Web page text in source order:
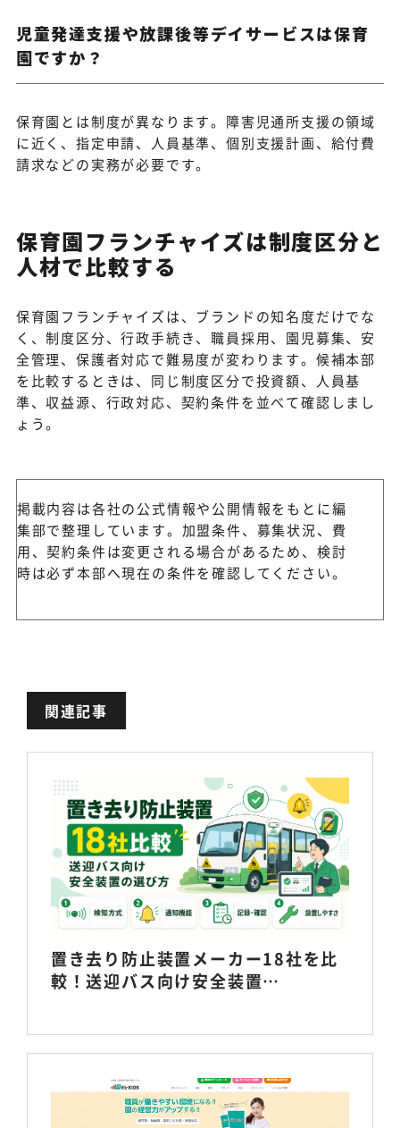
児童発達支援や放課後等デイサービスは保育
園ですか？
保育園とは制度が異なります。障害児通所支援の領域
に近く、指定申請、人員基準、個別支援計画、給付費
請求などの実務が必要です。
保育園フランチャイズは制度区分と
人材で比較する
保育園フランチャイズは、ブランドの知名度だけでな
く、制度区分、行政手続き、職員採用、園児募集、安
全管理、保護者対応で難易度が変わります。候補本部
を比較するときは、同じ制度区分で投資額、人員基
準、収益源、行政対応、契約条件を並べて確認しまし
ょう。
掲載内容は各社の公式情報や公開情報をもとに編
集部で整理しています。加盟条件、募集状況、費
用、契約条件は変更される場合があるため、検討
時は必ず本部へ現在の条件を確認してください。
関連記事
置き去り防止装置メーカー18社を比
較！送迎バス向け安全装置…